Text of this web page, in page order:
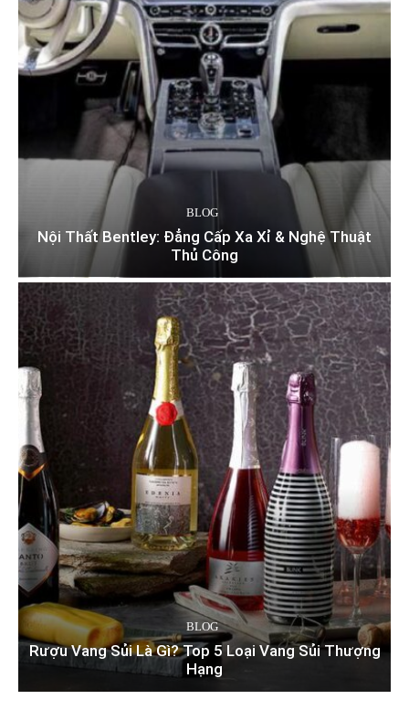
BLOG
Nội Thất Bentley: Đẳng Cấp Xa Xỉ & Nghệ Thuật
Thủ Công
BLOG
Rượu Vang Sủi Là Gì? Top 5 Loại Vang Sủi Thượng
Hạng